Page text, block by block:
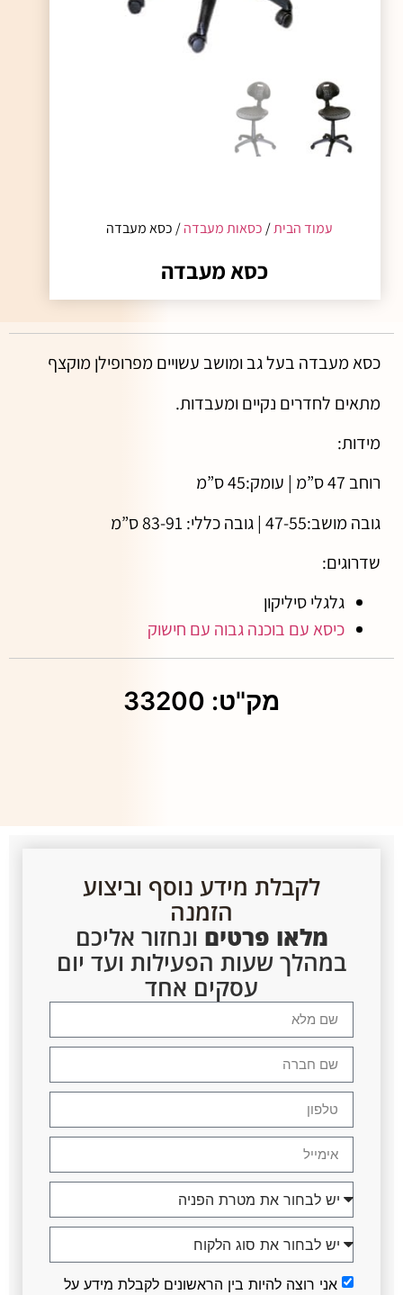
כסא מעבדה בעל גב ומושב עשויים מפרופילן מוקצף
מתאים לחדרים נקיים ומעבדות.
מידות:
רוחב 47 ס”מ | עומק:45 ס”מ
גובה מושב:47-55 | גובה כללי: 83-91 ס”מ
שדרוגים:
גלגלי סיליקון
כיסא עם בוכנה גבוה עם חישוק
מק"ט: 33200
עמוד הבית/ כסאות מעבדה/ כסא מעבדה
כסא מעבדה
לקבלת מידע נוסף וביצוע
הזמנה
מלאו פרטים ונחזור אליכם
במהלך שעות הפעילות ועד יום
עסקים אחד
אני רוצה להיות בין הראשונים לקבלת מידע על